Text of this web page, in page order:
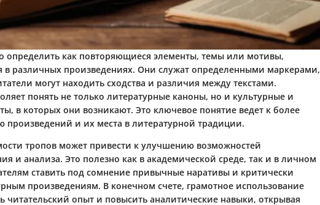
как повторяющиеся элементы, темы или мотивы,
в различных произведениях. Они служат определенными маркерами,
могут находить сходства и различия между текстами.
понять не только литературные каноны, но и культурные и
в которых они возникают. Это ключевое понятие ведет к более
произведений и их места в литературной традиции.
тропов может привести к улучшению возможностей
и анализа. Это полезно как в академической среде, так и в личном
ставить под сомнение привычные наративы и критически
произведениям. В конечном счете, грамотное использование
читательский опыт и повысить аналитические навыки, открывая